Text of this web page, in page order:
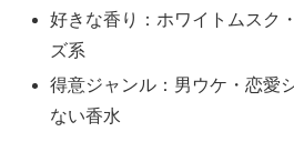
好きな香り：ホワイトムスク
ズ系
得意ジャンル：男ウケ・恋愛
ない香水